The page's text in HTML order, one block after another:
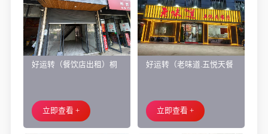
好运转（餐饮店出租）桐
面旺铺出租
立即查看 +
好运转（老味道.五悦天餐
让、主要房租低
立即查看 +